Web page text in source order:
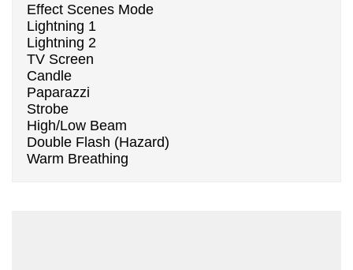
Effect Scenes Mode
Lightning 1
Lightning 2
TV Screen
Candle
Paparazzi
Strobe
High/Low Beam
Double Flash (Hazard)
Warm Breathing